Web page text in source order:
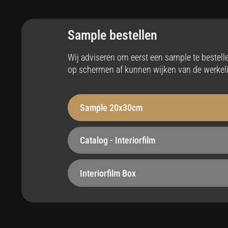
Stabiliteit
Robuust - 240 µm
Hittebestendig
tot max 110°C
Onderhoudsvriendelijk
Easy apply
Sample bestellen
Wij adviseren om eerst een sample te
op schermen af kunnen wijken van de
Sample 20x30cm
Catalog - Interiorfilm
Interiorfilm Box